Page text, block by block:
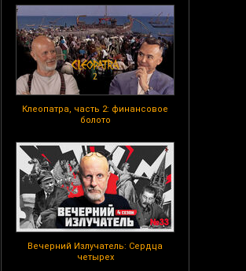
Клеопатра, часть 2: финансовое
болото
Вечерний Излучатель: Сердца
четырех